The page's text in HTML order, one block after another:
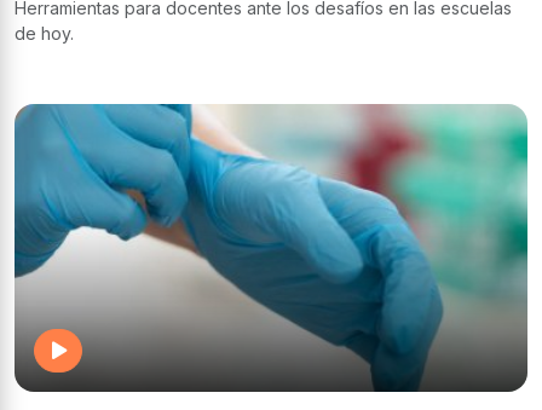
Herramientas para docentes ante los desafíos en las escuelas
de hoy.